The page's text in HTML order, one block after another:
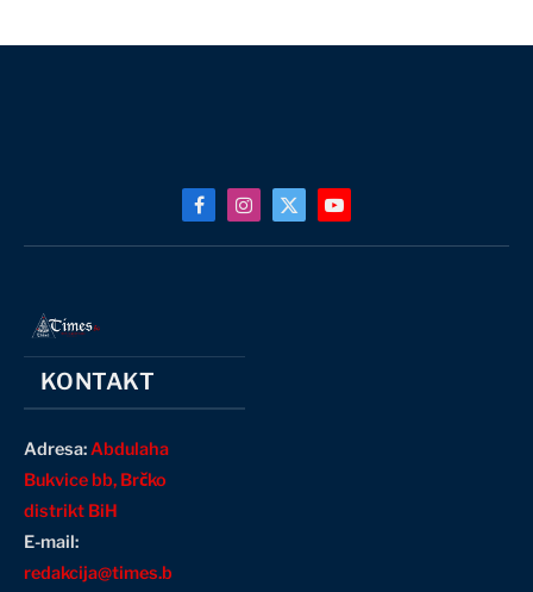
FacebookInstagram
X
(Twitter)
YouTube
KONTAKT
Adresa:Abdulaha
Bukvice bb, Brčko
distrikt BiH
E-mail:
redakcija@times.b